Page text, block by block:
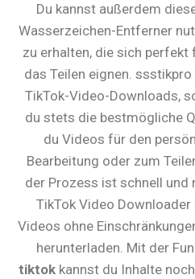
Du kannst außerdem
Wasserzeichen-Entferner
zu erhalten, die sich
das Teilen eignen.
TikTok-Video-Downloads,
du stets die bestmögliche
du Videos für den
Bearbeitung oder zum
der Prozess ist schnell und
TikTok Video
Videos ohne
herunterladen. Mit der
tiktok kannst du Inhalte